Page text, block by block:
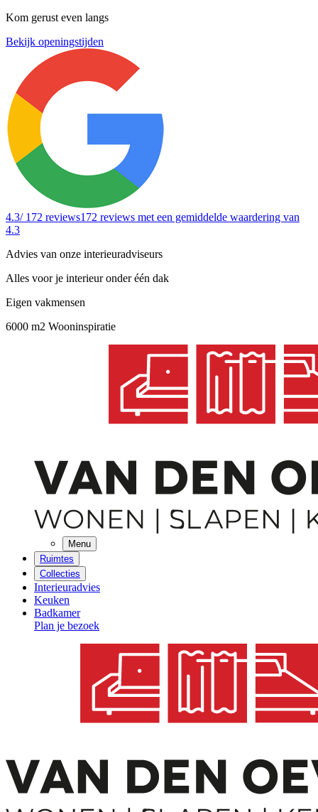
Kom gerust even langs
Bekijk openingstijden
4.3/ 172 reviews172 reviews met een gemiddelde waardering van
4.3
Advies van onze interieuradviseurs
Alles voor je interieur onder één dak
Eigen vakmensen
6000 m2 Wooninspiratie
Menu
Ruimtes
Collecties
Interieuradvies
Keuken
Badkamer
Plan je bezoek